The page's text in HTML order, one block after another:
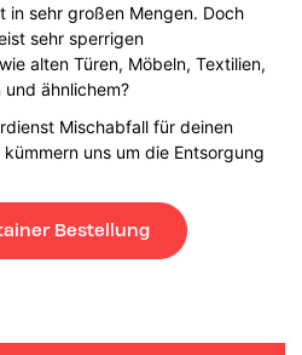
in sehr großen Mengen. Doch
sehr sperrigen
alten Türen, Möbeln, Textilien,
ähnlichem?
Mischabfall für deinen
uns um die Entsorgung
Bestellung